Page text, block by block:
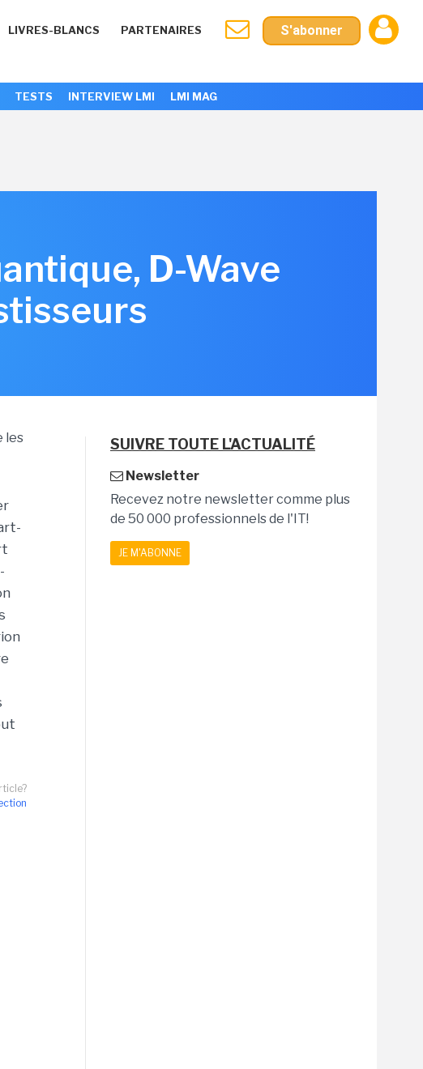
LIVRES-BLANCS PARTENAIRES S'abonner
TESTS INTERVIEW LMI LMI MAG
D-Wave
SUIVRE TOUTE L'ACTUALITÉ
Newsletter
Recevez notre newsletter comme plus
de 50 000 professionnels de l'IT!
JE M'ABONNE